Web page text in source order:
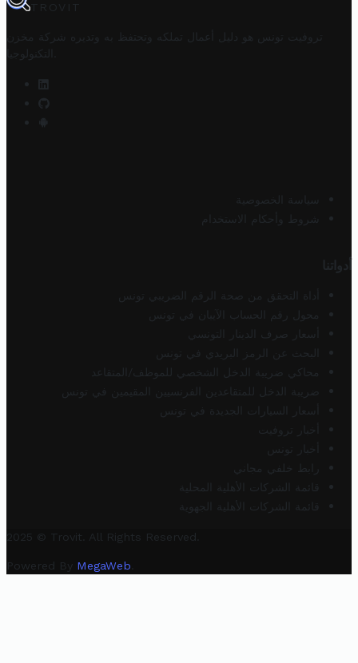
TROVIT
تروفيت تونس هو دليل أعمال تملكه وتحتفظ به وتديره
شركة مخزن
التكنولوجيا
سياسة الخصوصية
شروط وأحكام الاستخدام
أدواتنا
أداة التحقق من صحة الرقم الضريبي تونس
محول رقم الحساب الآيبان في تونس
أسعار صرف الدينار التونسي
البحث عن الرمز البريدي في تونس
محاكي ضريبة الدخل الشخصي للموظف/المتقاعد
ضريبة الدخل للمتقاعدين الفرنسيين المقيمين في تونس
أسعار السيارات الجديدة في تونس
أخبار تروفيت
أخبار تونس
رابط خلفي مجاني
قائمة الشركات الأهلية المحلية
قائمة الشركات الأهلية الجهوية
2025 © Trovit. All Rights Reserved.
Powered By MegaWeb